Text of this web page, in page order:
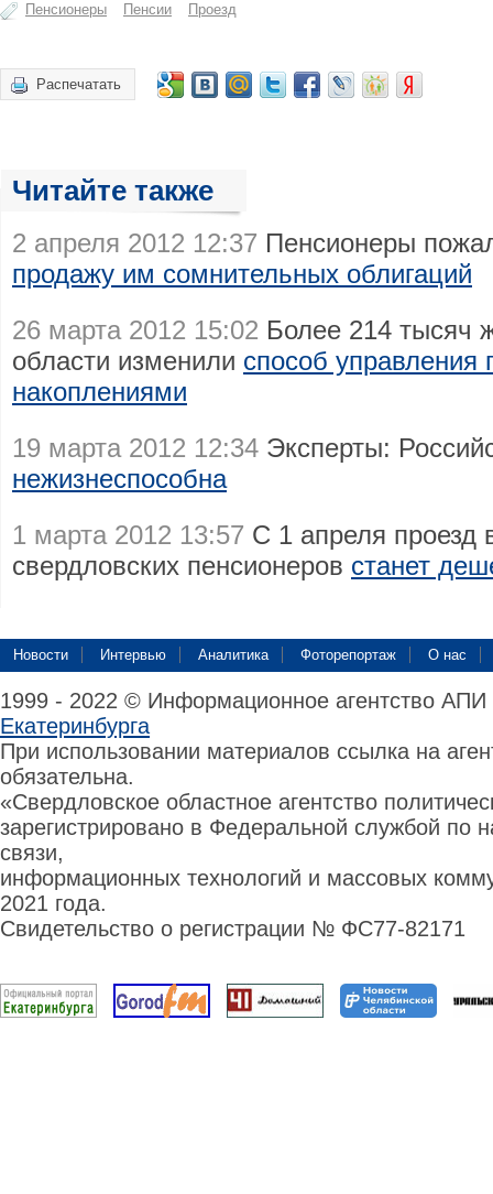
Пенсионеры Пенсии Проезд
Распечатать
Читайте также
2 апреля 2012 12:37 Пенсионеры
продажу им сомнительных облигаций
26 марта 2012 15:02 Более 214 тысяч
области изменили способ управления
накоплениями
19 марта 2012 12:34 Эксперты:
нежизнеспособна
1 марта 2012 13:57 С 1 апреля проезд
свердловских пенсионеров станет
Новости Интервью Аналитика Фоторепортаж О нас
1999 - 2022 © Информационное агентство
Екатеринбурга
При использовании материалов ссылка на
обязательна.
«Свердловское областное агентство
зарегистрировано в Федеральной службой по
связи,
информационных технологий и массовых
2021 года.
Свидетельство о регистрации № ФС77-82171